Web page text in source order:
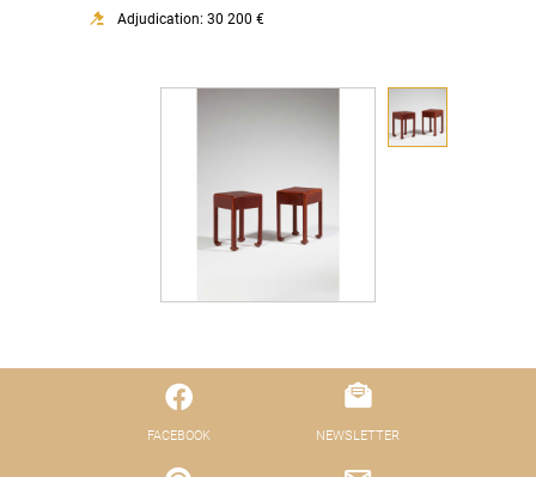
Adjudication: 30 200 €
FACEBOOK NEWSLETTER